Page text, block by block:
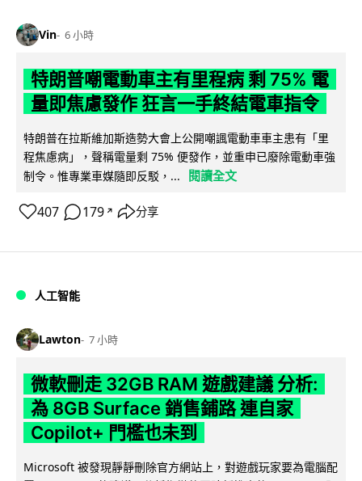
Vin 6 小時
特朗普嘲電動車主有里程病 剩 75% 電
量即焦慮發作 狂言一手終結電車指令
特朗普在拉斯維加斯造勢大會上公開嘲諷電動車車主患有「里
程焦慮病」，聲稱電量剩 75% 便發作，並重申已廢除電動車強
制令。惟專業車媒隨即反駁，...
閱讀全文
407 179 ↗ 分享
人工智能
Lawton 7 小時
微軟刪走 32GB RAM 遊戲建議 分析:
為 8GB Surface 銷售鋪路 連自家
Copilot+ 門檻也未到
Microsoft 被發現靜靜刪除官方網站上，對遊戲玩家要為電腦配